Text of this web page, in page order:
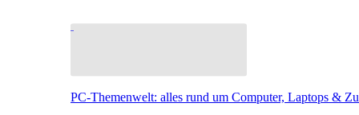
PC-Themenwelt: alles rund um Computer, Laptops &